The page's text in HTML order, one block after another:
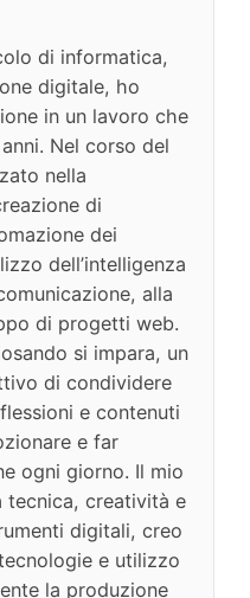
di informatica,
digitale, ho
in un lavoro che
Nel corso del
nella
di
dei
dell’intelligenza
alla
di progetti web.
si impara, un
di condividere
e contenuti
e far
ogni giorno. Il mio
tecnica, creatività e
digitali, creo
e utilizzo
la produzione